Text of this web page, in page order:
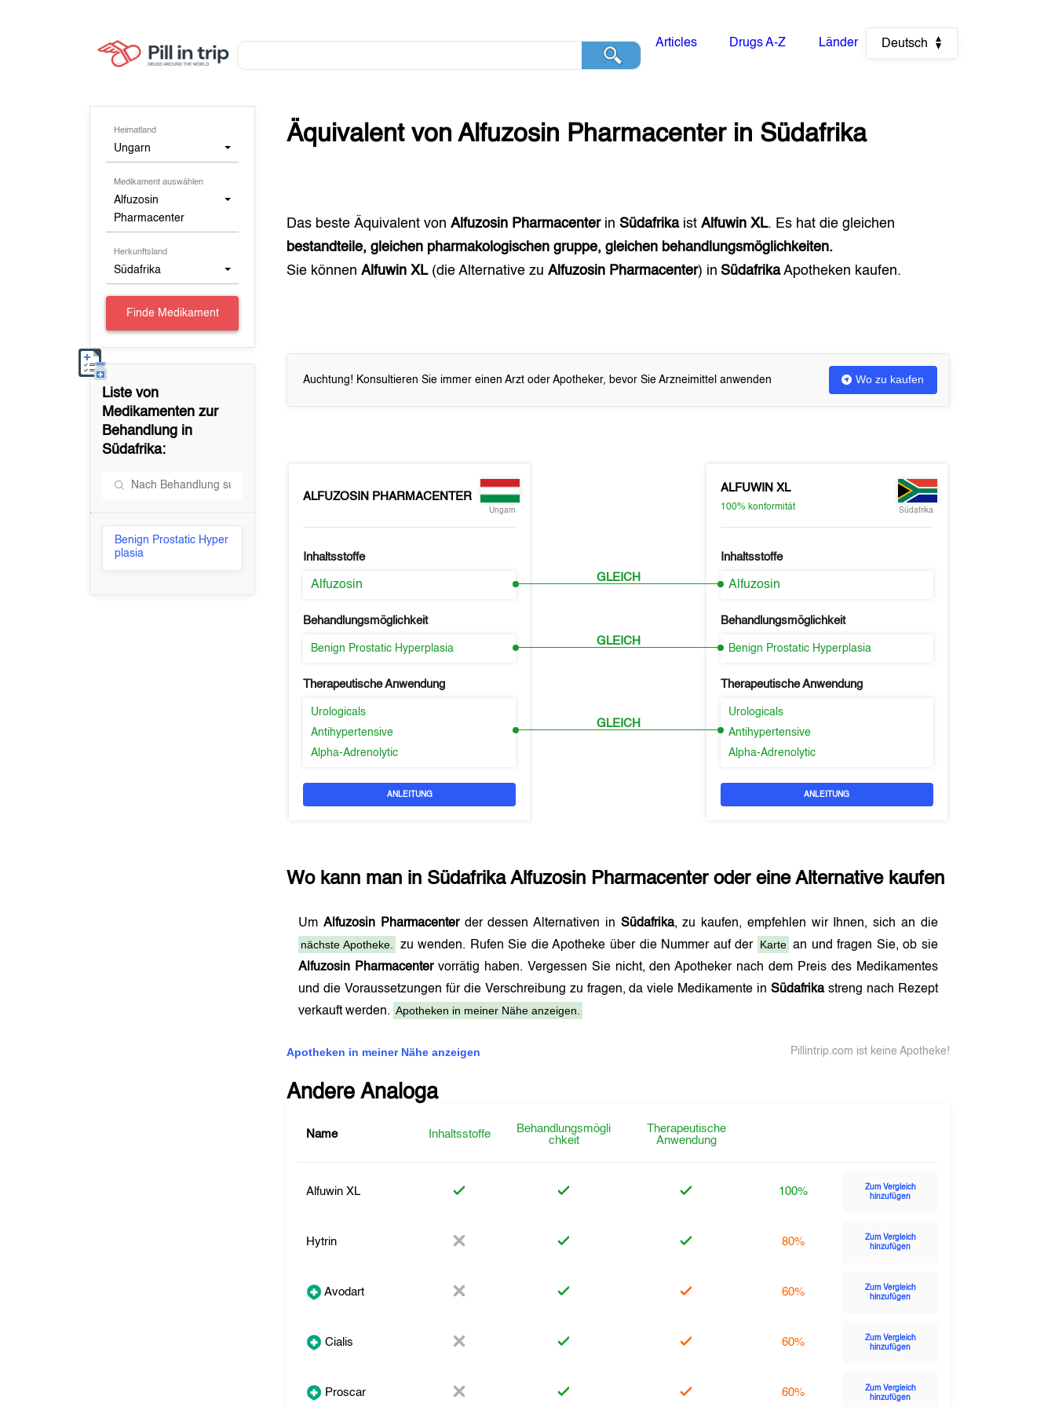
Articles Drugs A-Z Länder Deutsch
Heimatland
Ungarn
Medikament auswählen
Alfuzosin
Pharmacenter
Herkunftsland
Südafrika
Finde Medikament
Liste von
Medikamenten zur
Behandlung in
Südafrika:
Benign Prostatic Hyper
plasia
Äquivalent vonAlfuzosin Pharmacenterin Südafrika
Das beste Äquivalent vonAlfuzosin Pharmacenterin SüdafrikaistAlfuwin XL. Es hat die gleichen
bestandteile, gleichen pharmakologischen gruppe, gleichen behandlungsmöglichkeiten.
Sie könnenAlfuwin XL(die Alternative zuAlfuzosin Pharmacenter) in SüdafrikaApotheken kaufen.
Auchtung! Konsultieren Sie immer einen Arzt oder Apotheker, bevor Sie Arzneimittel anwenden Wo zu kaufen
ALFUZOSIN PHARMACENTER
Ungarn
Inhaltsstoffe
Alfuzosin
Behandlungsmöglichkeit
Benign Prostatic Hyperplasia
Therapeutische Anwendung
Urologicals
Antihypertensive
Alpha-Adrenolytic
ANLEITUNG
GLEICH
GLEICH
GLEICH
ALFUWIN XL
100% konformität Südafrika
Inhaltsstoffe
Alfuzosin
Behandlungsmöglichkeit
Benign Prostatic Hyperplasia
Therapeutische Anwendung
Urologicals
Antihypertensive
Alpha-Adrenolytic
ANLEITUNG
Wo kann man in Südafrika Alfuzosin Pharmacenteroder eine Alternative kaufen
UmAlfuzosin Pharmacenterder dessen Alternativen in Südafrika, zu kaufen, empfehlen wir Ihnen, sich an die
nächste Apotheke.
zu wenden. Rufen Sie die Apotheke über die Nummer auf der Karte an und fragen Sie, ob sie
Alfuzosin Pharmacentervorrätig haben. Vergessen Sie nicht, den Apotheker nach dem Preis des Medikamentes
und die Voraussetzungen für die Verschreibung zu fragen, da viele Medikamente inSüdafrikastreng nach Rezept
verkauft werden. Apotheken in meiner Nähe anzeigen.
Apotheken in meiner Nähe anzeigen Pillintrip.com ist keine Apotheke!
Andere Analoga
Name Inhaltsstoffe
Behandlungsmögli
chkeit
Therapeutische
Anwendung
Alfuwin XL 100%
Zum Vergleich
hinzufügen
Hytrin 80%
Zum Vergleich
hinzufügen
Avodart 60%
Zum Vergleich
hinzufügen
Cialis 60%
Zum Vergleich
hinzufügen
Proscar 60%
Zum Vergleich
hinzufügen